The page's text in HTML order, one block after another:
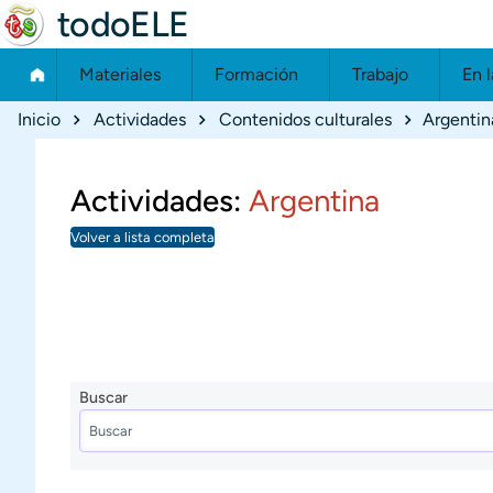
todoELE
Materiales Formación Trabajo En
Ruta de navegación
Inicio Actividades Contenidos culturales
Actividades: Argentina
Volver a lista completa
Buscar